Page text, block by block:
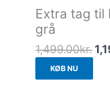
Extra tag til
grå
1,499.00kr.
var:
KØB NU